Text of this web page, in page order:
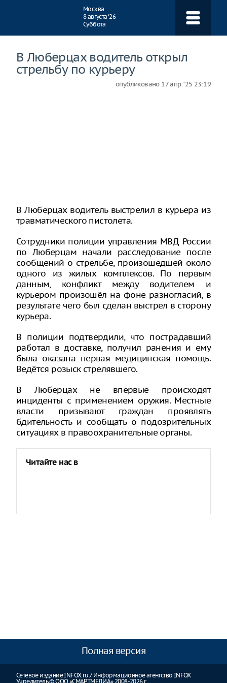
Москва
8 августа ‘26
Суббота
В Люберцах водитель открыл
стрельбу по курьеру
опубликовано 17 апр. ‘25 23:19
В Люберцах водитель выстрелил в курьера из
травматического пистолета.
Сотрудники полиции управления МВД России
по Люберцам начали расследование после
сообщений о стрельбе, произошедшей около
одного из жилых комплексов. По первым
данным, конфликт между водителем и
курьером произошёл на фоне разногласий, в
результате чего был сделан выстрел в сторону
курьера.
В полиции подтвердили, что пострадавший
работал в доставке, получил ранения и ему
была оказана первая медицинская помощь.
Ведётся розыск стрелявшего.
В Люберцах не впервые происходят
инциденты с применением оружия. Местные
власти призывают граждан проявлять
бдительность и сообщать о подозрительных
ситуациях в правоохранительные органы.
Читайте нас в
Полная версия
Сетевое издание INFOX.ru / Информационное агентство INFOX
Учредитель © ООО «СМАРТМЕДИА» 2008-2026 г.